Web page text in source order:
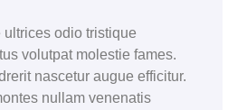
odio tristique
volutpat molestie fames.
nascetur augue efficitur.
nullam venenatis